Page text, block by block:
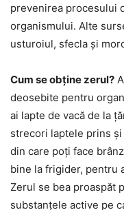
prevenirea procesului
organismului. Alte
usturoiul, sfecla și
Cum se obține zerul?
deosebite pentru
ai lapte de vacă de la
strecori laptele prins
din care poți face
bine la frigider, pentru
Zerul se bea proaspăt
substanțele active pe